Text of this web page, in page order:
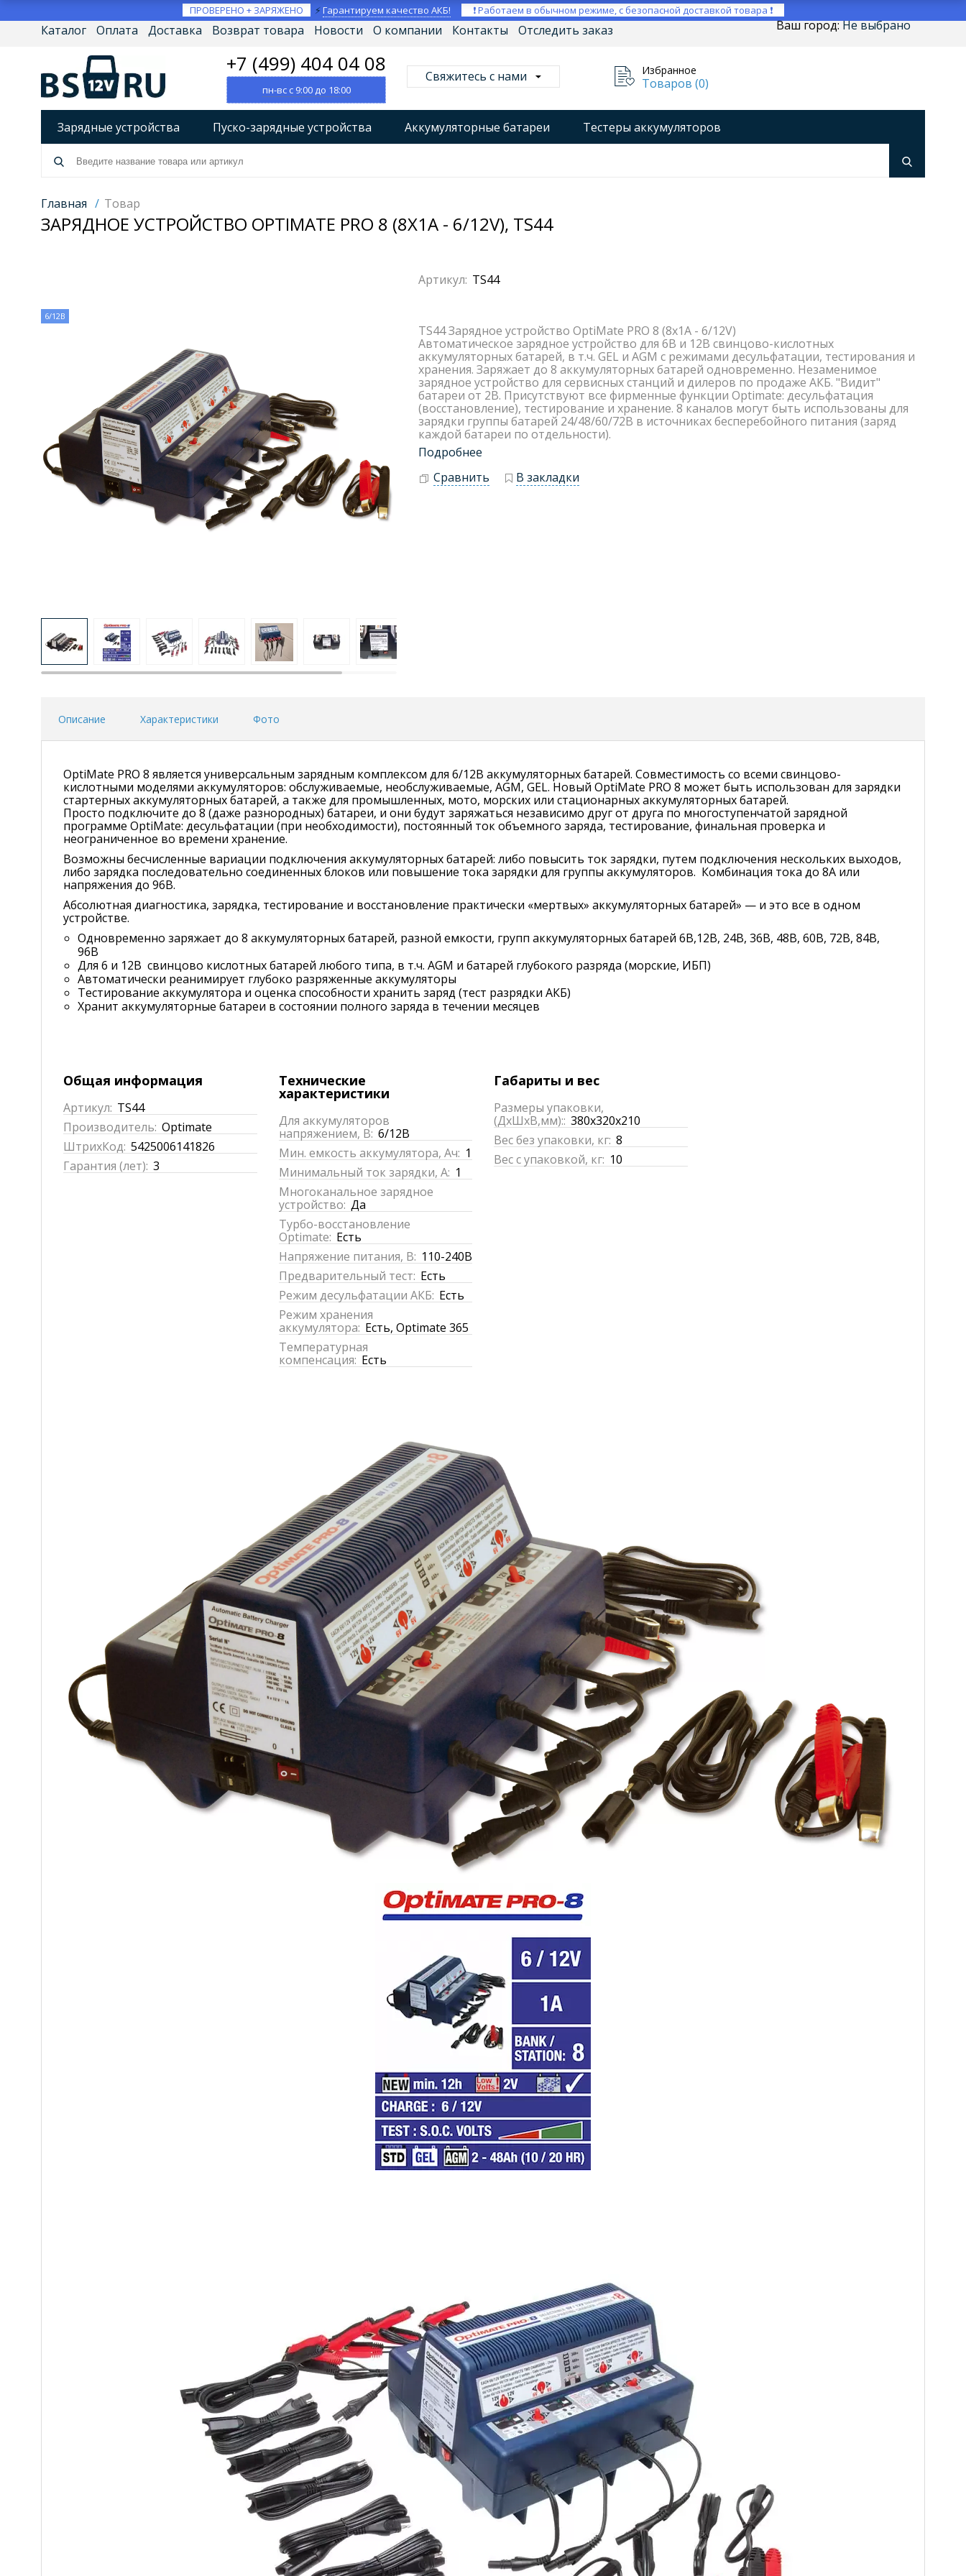
ПРОВЕРЕНО + ЗАРЯЖЕНО ⚡Гарантируем качество АКБ! ❗ Работаем в обычном режиме, с безопасной доставкой товара ❗
Ваш город:Не выбрано
Каталог Оплата Доставка Возврат товара Новости О компании Контакты Отследить заказ
+7 (499) 404 04 08
пн-вс с 9:00 до 18:00
Свяжитесь с нами Избранное
Товаров (0)
Зарядные устройства Пуско-зарядные устройства Аккумуляторные батареи Тестеры аккумуляторов
Разрядно-диагностические устройства
Товары по брендам
Главная / Товар
ЗАРЯДНОЕ УСТРОЙСТВО OPTIMATE PRO 8 (8X1A - 6/12V), TS44
6/12В
Артикул: TS44
TS44 Зарядное устройство OptiMate PRO 8 (8x1A - 6/12V)
Автоматическое зарядное устройство для 6В и 12В свинцово-кислотных
аккумуляторных батарей, в т.ч. GEL и AGM с режимами десульфатации, тестирования и
хранения. Заряжает до 8 аккумуляторных батарей одновременно. Незаменимое
зарядное устройство для сервисных станций и дилеров по продаже АКБ. "Видит"
батареи от 2В. Присутствуют все фирменные функции Optimate: десульфатация
(восстановление), тестирование и хранение. 8 каналов могут быть использованы для
зарядки группы батарей 24/48/60/72В в источниках бесперебойного питания (заряд
каждой батареи по отдельности).
Подробнее
Сравнить
В закладки
Описание Характеристики Фото
OptiMate PRO 8 является универсальным зарядным комплексом для 6/12В аккумуляторных батарей. Совместимость со всеми свинцово-
кислотными моделями аккумуляторов: обслуживаемые, необслуживаемые, АGM, GEL. Новый OptiMate PRO 8 может быть использован для зарядки
стартерных аккумуляторных батарей, а также для промышленных, мото, морских или стационарных аккумуляторных батарей.
Просто подключите до 8 (даже разнородных) батареи, и они будут заряжаться независимо друг от друга по многоступенчатой зарядной
программе ​​OptiMate: десульфатации (при необходимости), постоянный ток объемного заряда, тестирование, финальная проверка и
неограниченное во времени хранение.
Возможны бесчисленные вариации подключения аккумуляторных батарей: либо повысить ток зарядки, путем подключения нескольких выходов,
либо зарядка последовательно соединенных блоков или повышение тока зарядки для группы аккумуляторов. Комбинация тока до 8А или
напряжения до 96В.
Абсолютная диагностика, зарядка, тестирование и восстановление практически «мертвых» аккумуляторных батарей» — и это все в одном
устройстве.
Одновременно заряжает до 8 аккумуляторных батарей, разной емкости, групп аккумуляторных батарей 6В,12В, 24В, 36В, 48В, 60В, 72В, 84В,
96В
Для 6 и 12В свинцово кислотных батарей любого типа, в т.ч. AGM и батарей глубокого разряда (морские, ИБП)
Автоматически реанимирует глубоко разряженные аккумуляторы
Тестирование аккумулятора и оценка способности хранить заряд (тест разрядки АКБ)
Хранит аккумуляторные батареи в состоянии полного заряда в течении месяцев
Общая информация
Артикул: TS44
Производитель: Optimate
ШтрихКод: 5425006141826
Гарантия (лет): 3
Технические
характеристики
Для аккумуляторов
напряжением, В: 6/12В
Мин. емкость аккумулятора, Ач: 1
Минимальный ток зарядки, А: 1
Многоканальное зарядное
устройство: Да
Турбо-восстановление
Optimate: Есть
Напряжение питания, В: 110-240В
Предварительный тест: Есть
Режим десульфатации АКБ: Есть
Режим хранения
аккумулятора: Есть, Optimate 365
Температурная
компенсация: Есть
Габариты и вес
Размеры упаковки,
(ДхШхВ,мм):: 380х320х210
Вес без упаковки, кг: 8
Вес с упаковкой, кг: 10